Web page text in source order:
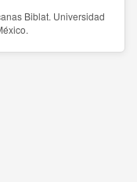
Biblat. Universidad